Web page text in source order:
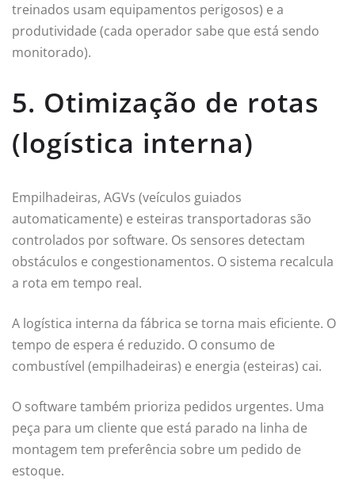
treinados usam equipamentos perigosos) e a
produtividade (cada operador sabe que está sendo
monitorado).
5. Otimização de rotas
(logística interna)
Empilhadeiras, AGVs (veículos guiados
automaticamente) e esteiras transportadoras são
controlados por software. Os sensores detectam
obstáculos e congestionamentos. O sistema recalcula
a rota em tempo real.
A logística interna da fábrica se torna mais eficiente. O
tempo de espera é reduzido. O consumo de
combustível (empilhadeiras) e energia (esteiras) cai.
O software também prioriza pedidos urgentes. Uma
peça para um cliente que está parado na linha de
montagem tem preferência sobre um pedido de
estoque.